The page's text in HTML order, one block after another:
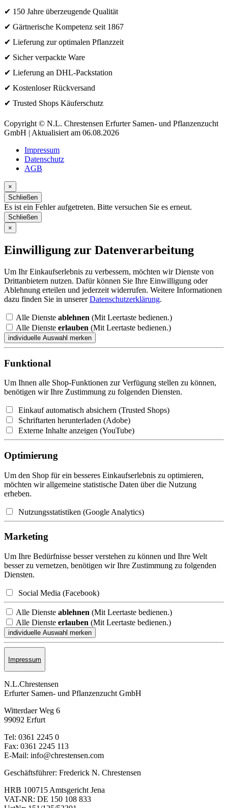
✔ 150 Jahre überzeugende Qualität
✔ Gärtnerische Kompetenz seit 1867
✔ Lieferung zur optimalen Pflanzzeit
✔ Sicher verpackte Ware
✔ Lieferung an DHL-Packstation
✔ Kostenloser Rückversand
✔ Trusted Shops Käuferschutz
Copyright © N.L. Chrestensen Erfurter Samen- und Pflanzenzucht
GmbH | Aktualisiert am 06.08.2026
Impressum
Datenschutz
AGB
×
Schließen
Es ist ein Fehler aufgetreten. Bitte versuchen Sie es erneut.
Schließen
×
Einwilligung zur Datenverarbeitung
Um Ihr Einkaufserlebnis zu verbessern, möchten wir Dienste von
Drittanbietern nutzen. Dafür können Sie Ihre Einwilligung oder
Ablehnung erteilen und jederzeit widerrufen. Weitere Informationen
dazu finden Sie in unsererDatenschutzerklärung.
Alle Dienste ablehnen (Mit Leertaste bedienen.)
Alle Dienste erlauben (Mit Leertaste bedienen.)
Funktional
Um Ihnen alle Shop-Funktionen zur Verfügung stellen zu können,
benötigen wir Ihre Zustimmung zu folgenden Diensten.
Einkauf automatisch absichern (Trusted Shops)
Schriftarten herunterladen (Adobe)
Externe Inhalte anzeigen (YouTube)
Optimierung
Um den Shop für ein besseres Einkaufserlebnis zu optimieren,
möchten wir allgemeine statistische Daten über die Nutzung
erheben.
Nutzungsstatistiken (Google Analytics)
Marketing
Um Ihre Bedürfnisse besser verstehen zu können und Ihre Welt
besser zu vernetzen, benötigen wir Ihre Zustimmung zu folgenden
Diensten.
Social Media (Facebook)
Alle Dienste ablehnen (Mit Leertaste bedienen.)
Alle Dienste erlauben (Mit Leertaste bedienen.)
Impressum
N.L.Chrestensen
Erfurter Samen- und Pflanzen­zucht GmbH
Witterdaer Weg 6
99092 Erfurt
Tel: 0361 2245 0
Fax: 0361 2245 113
E-Mail: info@chrestensen.com
Geschäftsführer: Frederick N. Chrestensen
HRB 100715 Amtsgericht Jena
VAT-NR: DE 150 108 833